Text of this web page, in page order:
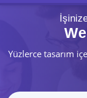
Yüzlerce tasarım